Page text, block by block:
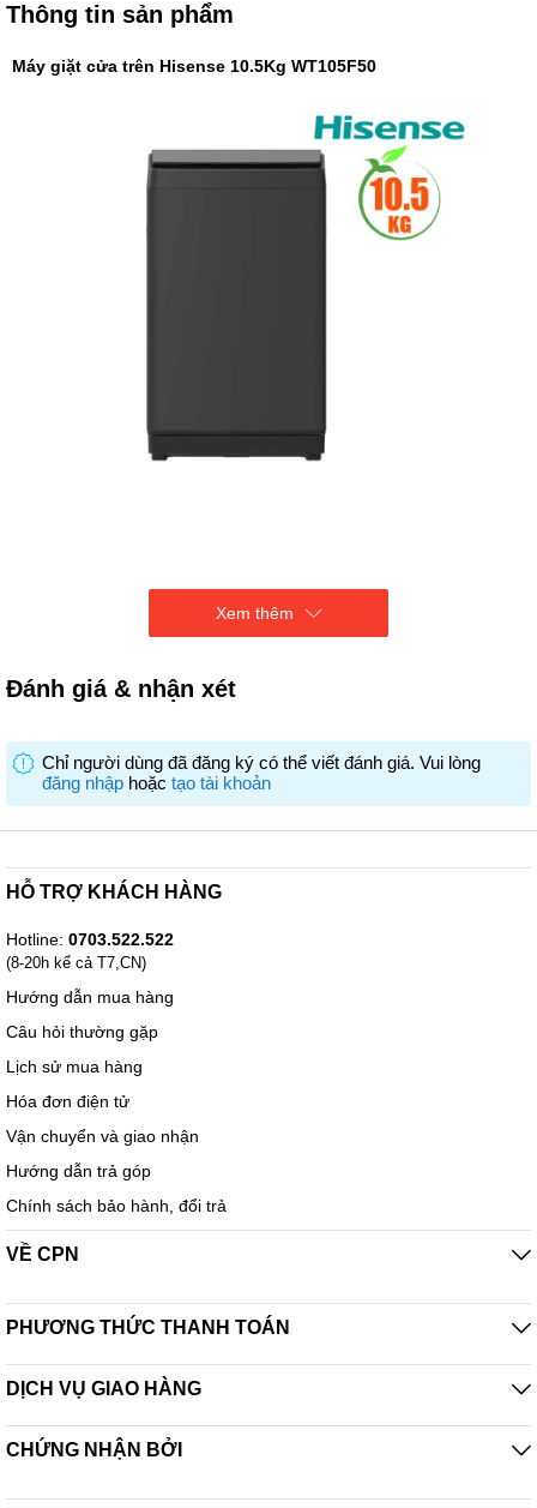
Thông tin sản phẩm
Máy giặt cửa trên Hisense 10.5Kg WT105F50
Kích thước (WxDxH))mm): 553 x 604 x 969
Nắp kính cường lực chống sập,
(cánh quạt hòa tan bột giặt, chế độ giặt AI tự cân chỉnh nước và
thời gian, công nghệ giặt lưu hương, ...)
Lồng giặt kim cương.
Xem thêm
Đánh giá & nhận xét
Chỉ người dùng đã đăng ký có thể viết đánh giá. Vui lòng
đăng nhập hoặc tạo tài khoản
HỖ TRỢ KHÁCH HÀNG
Hotline: 0703.522.522
(8-20h kể cả T7,CN)
Hướng dẫn mua hàng
Câu hỏi thường gặp
Lịch sử mua hàng
Hóa đơn điện tử
Vận chuyển và giao nhận
Hướng dẫn trả góp
Chính sách bảo hành, đổi trả
VỀ CPN
PHƯƠNG THỨC THANH TOÁN
DỊCH VỤ GIAO HÀNG
CHỨNG NHẬN BỞI